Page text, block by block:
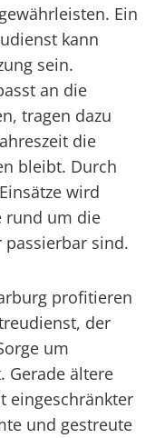
Ein
kann
sein.
an die
tragen dazu
die
bleibt. Durch
wird
rund um die
passierbar sind.
profitieren
der
um
Gerade ältere
eingeschränkter
und gestreute